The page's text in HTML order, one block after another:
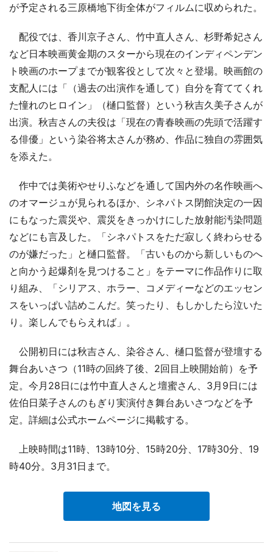
が予定される三原橋地下街全体がフィルムに収められた。
配役では、香川京子さん、竹中直人さん、杉野希妃さん
など日本映画黄金期のスターから現在のインディペンデン
ト映画のホープまでが観客役として次々と登場。映画館の
支配人には「（過去の出演作を通して）自分を育ててくれ
た憧れのヒロイン」（樋口監督）という秋吉久美子さんが
出演。秋吉さんの夫役は「現在の青春映画の先頭で活躍す
る俳優」という染谷将太さんが務め、作品に独自の雰囲気
を添えた。
作中では美術やせりふなどを通して国内外の名作映画へ
のオマージュが見られるほか、シネパトス閉館決定の一因
にもなった震災や、震災をきっかけにした放射能汚染問題
などにも言及した。「シネパトスをただ寂しく終わらせる
のが嫌だった」と樋口監督。「古いものから新しいものへ
と向かう起爆剤を見つけること」をテーマに作品作りに取
り組み、「シリアス、ホラー、コメディーなどのエッセン
スをいっぱい詰めこんだ。笑ったり、もしかしたら泣いた
り。楽しんでもらえれば」。
公開初日には秋吉さん、染谷さん、樋口監督が登壇する
舞台あいさつ（11時の回終了後、2回目上映開始前）を予
定。今月28日には竹中直人さんと壇蜜さん、3月9日には
佐伯日菜子さんのもぎり実演付き舞台あいさつなどを予
定。詳細は公式ホームページに掲載する。
上映時間は11時、13時10分、15時20分、17時30分、19
時40分。3月31日まで。
地図を見る